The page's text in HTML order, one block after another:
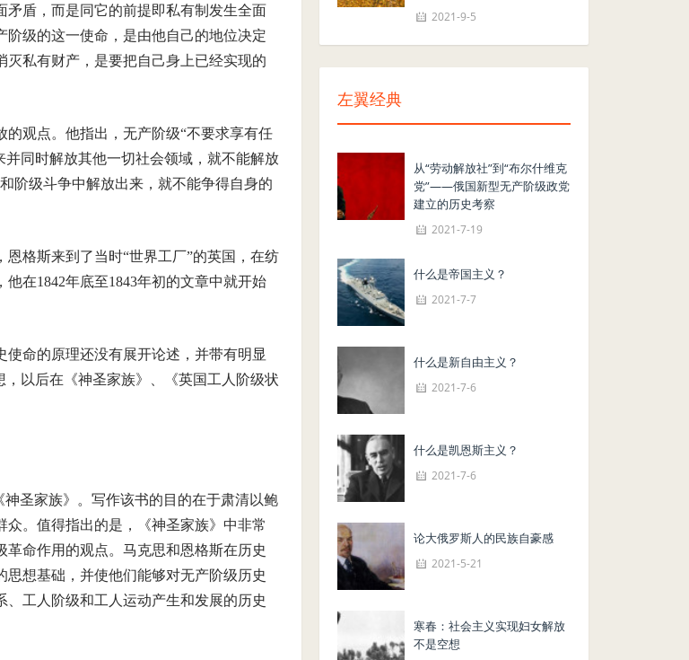
盾，而是同它的前提即私有制发生全面
级的这一使命，是由他自己的地位决定
私有财产，是要把自己身上已经实现的
观点。他指出，无产阶级“不要求享有任
同时解放其他一切社会领域，就不能解放
阶级斗争中解放出来，就不能争得自身的
格斯来到了当时“世界工厂”的英国，在纺
在1842年底至1843年初的文章中就开始
命的原理还没有展开论述，并带有明显
以后在《神圣家族》、《英国工人阶级状
圣家族》。写作该书的目的在于肃清以鲍
。值得指出的是，《神圣家族》中非常
命作用的观点。马克思和恩格斯在历史
想基础，并使他们能够对无产阶级历史
工人阶级和工人运动产生和发展的历史
2021-9-5
左翼经典
从“劳动解放社”到“布尔什维克
党”——俄国新型无产阶级政党
建立的历史考察
2021-7-19
什么是帝国主义？
2021-7-7
什么是新自由主义？
2021-7-6
什么是凯恩斯主义？
2021-7-6
论大俄罗斯人的民族自豪感
2021-5-21
寒春：社会主义实现妇女解放
不是空想